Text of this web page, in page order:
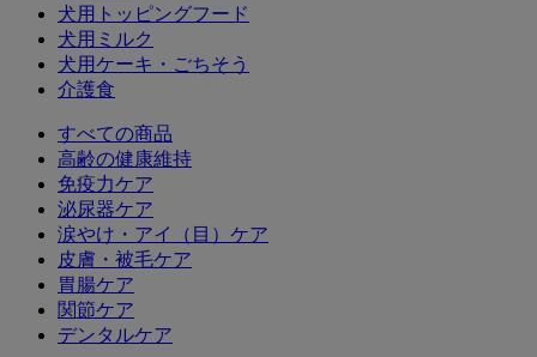
犬用トッピングフード
犬用ミルク
犬用ケーキ・ごちそう
介護食
すべての商品
高齢の健康維持
免疫力ケア
泌尿器ケア
涙やけ・アイ（目）ケア
皮膚・被毛ケア
胃腸ケア
関節ケア
デンタルケア